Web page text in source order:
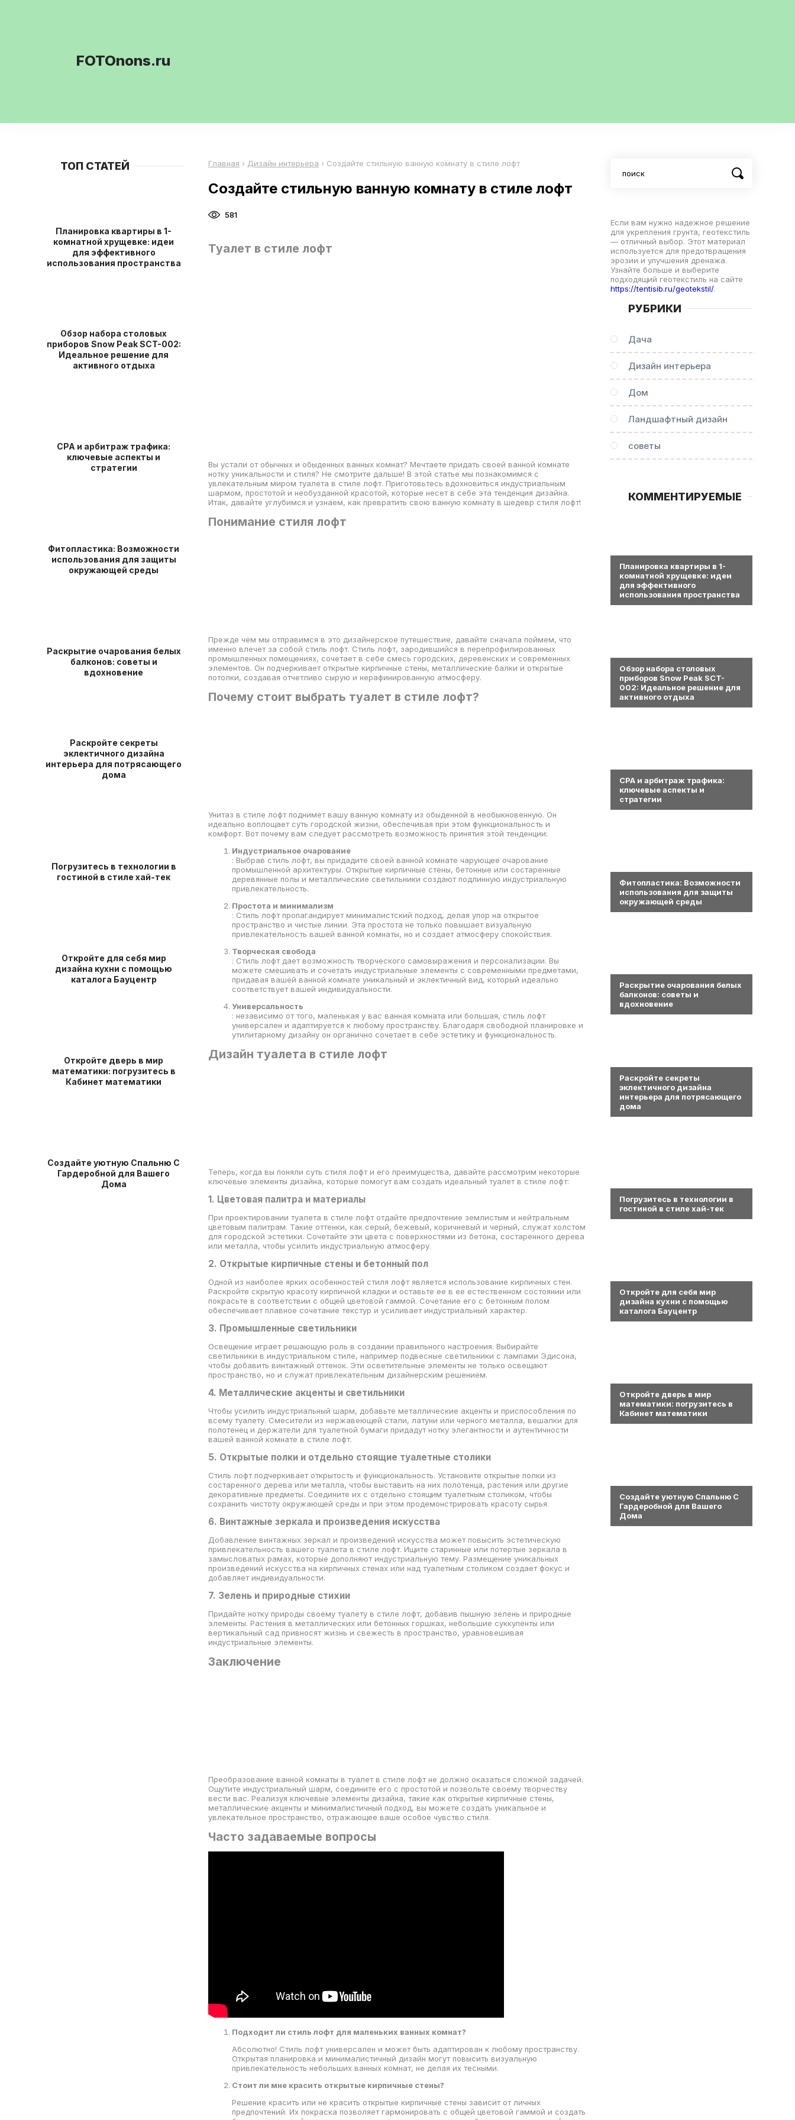
FOTOnons.ru
Главная › Дизайн интерьера › Создайте стильную ванную комнату в стиле лофт
Создайте стильную ванную комнату в стиле лофт
581
Туалет в стиле лофт
Вы устали от обычных и обыденных ванных комнат? Мечтаете придать своей ванной комнате
нотку уникальности и стиля? Не смотрите дальше! В этой статье мы познакомимся с
увлекательным миром туалета в стиле лофт. Приготовьтесь вдохновиться индустриальным
шармом, простотой и необузданной красотой, которые несет в себе эта тенденция дизайна.
Итак, давайте углубимся и узнаем, как превратить свою ванную комнату в шедевр стиля лофт!
Понимание стиля лофт
Прежде чем мы отправимся в это дизайнерское путешествие, давайте сначала поймем, что
именно влечет за собой стиль лофт. Стиль лофт, зародившийся в перепрофилированных
промышленных помещениях, сочетает в себе смесь городских, деревенских и современных
элементов. Он подчеркивает открытые кирпичные стены, металлические балки и открытые
потолки, создавая отчетливо сырую и нерафинированную атмосферу.
Почему стоит выбрать туалет в стиле лофт?
Унитаз в стиле лофт поднимет вашу ванную комнату из обыденной в необыкновенную. Он
идеально воплощает суть городской жизни, обеспечивая при этом функциональность и
комфорт. Вот почему вам следует рассмотреть возможность принятия этой тенденции:
Индустриальное очарование
: Выбрав стиль лофт, вы придадите своей ванной комнате чарующее очарование
промышленной архитектуры. Открытые кирпичные стены, бетонные или состаренные
деревянные полы и металлические светильники создают подлинную индустриальную
привлекательность.
Простота и минимализм
: Стиль лофт пропагандирует минималистский подход, делая упор на открытое
пространство и чистые линии. Эта простота не только повышает визуальную
привлекательность вашей ванной комнаты, но и создает атмосферу спокойствия.
Творческая свобода
: Стиль лофт дает возможность творческого самовыражения и персонализации. Вы
можете смешивать и сочетать индустриальные элементы с современными предметами,
придавая вашей ванной комнате уникальный и эклектичный вид, который идеально
соответствует вашей индивидуальности.
Универсальность
: независимо от того, маленькая у вас ванная комната или большая, стиль лофт
универсален и адаптируется к любому пространству. Благодаря свободной планировке и
утилитарному дизайну он органично сочетает в себе эстетику и функциональность.
Дизайн туалета в стиле лофт
Теперь, когда вы поняли суть стиля лофт и его преимущества, давайте рассмотрим некоторые
ключевые элементы дизайна, которые помогут вам создать идеальный туалет в стиле лофт:
1. Цветовая палитра и материалы
При проектировании туалета в стиле лофт отдайте предпочтение землистым и нейтральным
цветовым палитрам. Такие оттенки, как серый, бежевый, коричневый и черный, служат холстом
для городской эстетики. Сочетайте эти цвета с поверхностями из бетона, состаренного дерева
или металла, чтобы усилить индустриальную атмосферу.
2. Открытые кирпичные стены и бетонный пол
Одной из наиболее ярких особенностей стиля лофт является использование кирпичных стен.
Раскройте скрытую красоту кирпичной кладки и оставьте ее в ее естественном состоянии или
покрасьте в соответствии с общей цветовой гаммой. Сочетание его с бетонным полом
обеспечивает плавное сочетание текстур и усиливает индустриальный характер.
3. Промышленные светильники
Освещение играет решающую роль в создании правильного настроения. Выбирайте
светильники в индустриальном стиле, например подвесные светильники с лампами Эдисона,
чтобы добавить винтажный оттенок. Эти осветительные элементы не только освещают
пространство, но и служат привлекательным дизайнерским решением.
4. Металлические акценты и светильники
Чтобы усилить индустриальный шарм, добавьте металлические акценты и приспособления по
всему туалету. Смесители из нержавеющей стали, латуни или черного металла, вешалки для
полотенец и держатели для туалетной бумаги придадут нотку элегантности и аутентичности
вашей ванной комнате в стиле лофт.
5. Открытые полки и отдельно стоящие туалетные столики
Стиль лофт подчеркивает открытость и функциональность. Установите открытые полки из
состаренного дерева или металла, чтобы выставить на них полотенца, растения или другие
декоративные предметы. Соедините их с отдельно стоящим туалетным столиком, чтобы
сохранить чистоту окружающей среды и при этом продемонстрировать красоту сырья.
6. Винтажные зеркала и произведения искусства
Добавление винтажных зеркал и произведений искусства может повысить эстетическую
привлекательность вашего туалета в стиле лофт. Ищите старинные или потертые зеркала в
замысловатых рамах, которые дополняют индустриальную тему. Размещение уникальных
произведений искусства на кирпичных стенах или над туалетным столиком создает фокус и
добавляет индивидуальности.
7. Зелень и природные стихии
Придайте нотку природы своему туалету в стиле лофт, добавив пышную зелень и природные
элементы. Растения в металлических или бетонных горшках, небольшие суккуленты или
вертикальный сад привносят жизнь и свежесть в пространство, уравновешивая
индустриальные элементы.
Заключение
Преобразование ванной комнаты в туалет в стиле лофт не должно оказаться сложной задачей.
Ощутите индустриальный шарм, соедините его с простотой и позвольте своему творчеству
вести вас. Реализуя ключевые элементы дизайна, такие как открытые кирпичные стены,
металлические акценты и минималистичный подход, вы можете создать уникальное и
увлекательное пространство, отражающее ваше особое чувство стиля.
Часто задаваемые вопросы
Подходит ли стиль лофт для маленьких ванных комнат?
Абсолютно! Стиль лофт универсален и может быть адаптирован к любому пространству.
Открытая планировка и минималистичный дизайн могут повысить визуальную
привлекательность небольших ванных комнат, не делая их тесными.
Стоит ли мне красить открытые кирпичные стены?
Решение красить или не красить открытые кирпичные стены зависит от личных
предпочтений. Их покраска позволяет гармонировать с общей цветовой гаммой и создать
ТОП СТАТЕЙ
Планировка квартиры в 1-
комнатной хрущевке: идеи
для эффективного
использования пространства
Обзор набора столовых
приборов Snow Peak SCT-002:
Идеальное решение для
активного отдыха
СРА и арбитраж трафика:
ключевые аспекты и
стратегии
Фитопластика: Возможности
использования для защиты
окружающей среды
Раскрытие очарования белых
балконов: советы и
вдохновение
Раскройте секреты
эклектичного дизайна
интерьера для потрясающего
дома
Погрузитесь в технологии в
гостиной в стиле хай-тек
Откройте для себя мир
дизайна кухни с помощью
каталога Бауцентр
Откройте дверь в мир
математики: погрузитесь в
Кабинет математики
Создайте уютную Спальню С
Гардеробной для Вашего
Дома
Если вам нужно надежное решение
для укрепления грунта, геотекстиль
— отличный выбор. Этот материал
используется для предотвращения
эрозии и улучшения дренажа.
Узнайте больше и выберите
подходящий геотекстиль на сайте
https://tentisib.ru/geotekstil/.
РУБРИКИ
Дача
Дизайн интерьера
Дом
Ландшафтный дизайн
советы
КОММЕНТИРУЕМЫЕ
Планировка квартиры в 1-
комнатной хрущевке: идеи
для эффективного
использования пространства
Обзор набора столовых
приборов Snow Peak SCT-
002: Идеальное решение для
активного отдыха
СРА и арбитраж трафика:
ключевые аспекты и
стратегии
Фитопластика: Возможности
использования для защиты
окружающей среды
Раскрытие очарования белых
балконов: советы и
вдохновение
Раскройте секреты
эклектичного дизайна
интерьера для потрясающего
дома
Погрузитесь в технологии в
гостиной в стиле хай-тек
Откройте для себя мир
дизайна кухни с помощью
каталога Бауцентр
Откройте дверь в мир
математики: погрузитесь в
Кабинет математики
Создайте уютную Спальню С
Гардеробной для Вашего
Дома